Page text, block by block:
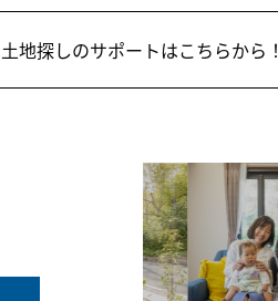
土地探しのサポートはこちらから！